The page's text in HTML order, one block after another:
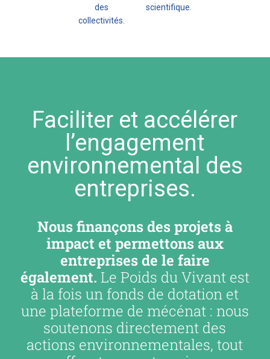
des
collectivités.
scientifique.
Faciliter et accélérer
l’engagement
environnemental des
entreprises.
Nous finançons des projets à
impact et permettons aux
entreprises de le faire
également. Le Poids du Vivant est
à la fois un fonds de dotation et
une plateforme de mécénat : nous
soutenons directement des
actions environnementales, tout